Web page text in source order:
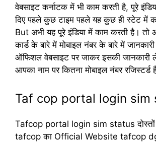
वेबसाइट कर्नाटक में भी काम करती है, पूरे
दिए पहले कुछ टाइम पहले यह कुछ ही स्टेट में
But अभी यह पूरे इंडिया में काम करती है।
कार्ड के बारे में मोबाइल नंबर के बारे में
ऑफिशल वेबसाइट पर जाकर इसकी
आपका नाम पर कितना मोबाइल नंबर रजिस्टर्ड
Taf cop portal login sim
Tafcop portal login sim status
tafcop का Official Website tafcop